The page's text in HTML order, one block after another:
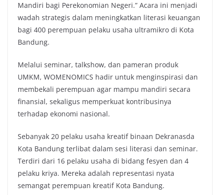
Mandiri bagi Perekonomian Negeri.” Acara ini menjadi
wadah strategis dalam meningkatkan literasi keuangan
bagi 400 perempuan pelaku usaha ultramikro di Kota
Bandung.
Melalui seminar, talkshow, dan pameran produk
UMKM, WOMENOMICS hadir untuk menginspirasi dan
membekali perempuan agar mampu mandiri secara
finansial, sekaligus memperkuat kontribusinya
terhadap ekonomi nasional.
Sebanyak 20 pelaku usaha kreatif binaan Dekranasda
Kota Bandung terlibat dalam sesi literasi dan seminar.
Terdiri dari 16 pelaku usaha di bidang fesyen dan 4
pelaku kriya. Mereka adalah representasi nyata
semangat perempuan kreatif Kota Bandung.